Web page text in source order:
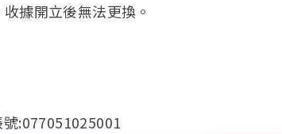
據開立後無法更換。
:077051025001